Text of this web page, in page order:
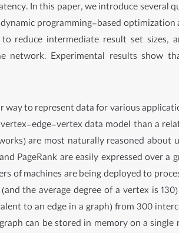
In this paper, we introduce
programming-based
reduce intermediate result set
network. Experimental results show
to represent data for various
edge-vertex data model than a
are most naturally reasoned about
PageRank are easily expressed over
of machines are being deployed to
the average degree of a vertex is
to an edge in a graph) from 300
can be stored in memory on a